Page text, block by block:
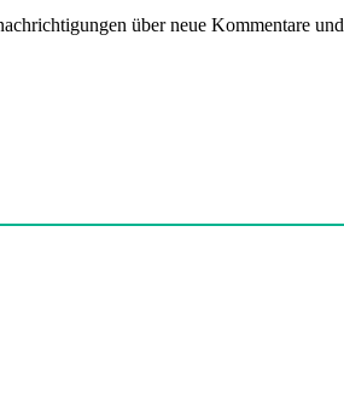
über neue Kommentare und